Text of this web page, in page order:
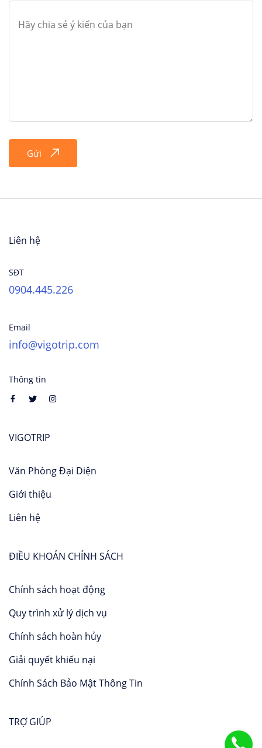
Gửi
Liên hệ
SĐT
0904.445.226
Email
info@vigotrip.com
Thông tin
VIGOTRIP
Văn Phòng Đại Diện
Giới thiệu
Liên hệ
ĐIỀU KHOẢN CHÍNH SÁCH
Chính sách hoạt động
Quy trình xử lý dịch vụ
Chính sách hoàn hủy
Giải quyết khiếu nại
Chính Sách Bảo Mật Thông Tin
TRỢ GIÚP